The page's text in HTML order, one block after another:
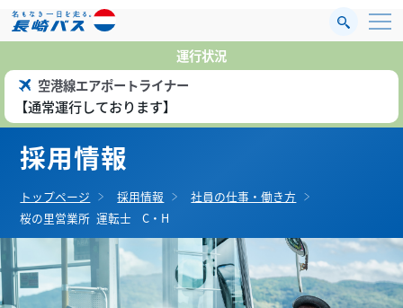
運行状況
ートライナー
おります】
採用情報
トップページ 採用情報
社員の仕事・働き方
桜の里営業所 運転士 C・H